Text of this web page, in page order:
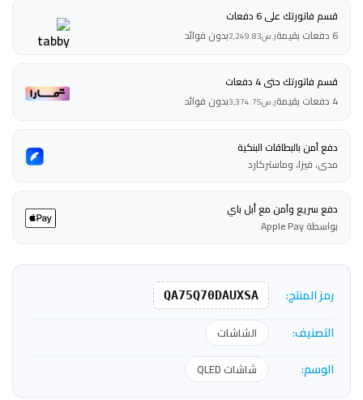
قسم فاتورتك على 6 دفعات
6 دفعات بقيمة
ر.س2,249.83بدون فوائد
قسم فاتورتك حتى 4 دفعات
4 دفعات بقيمة
ر.س3,374.75بدون فوائد
دفع آمن بالبطاقات البنكية
مدى، فيزا، وماستركارد
دفع سريع وآمن مع أبل باي
بواسطة Apple Pay
رمز المنتج: QA75Q70DAUXSA
التصنيف: الشاشات
الوسم: شاشات QLED